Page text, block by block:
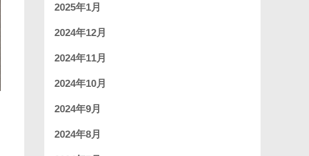
2025年1月
2024年12月
2024年11月
2024年10月
2024年9月
2024年8月